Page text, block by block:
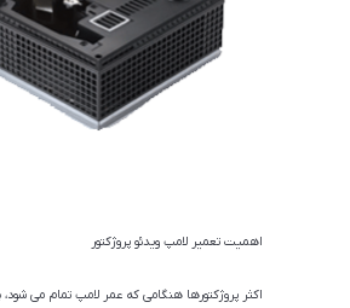
اهمیت تعمیر لامپ ویدئو پروژکتور